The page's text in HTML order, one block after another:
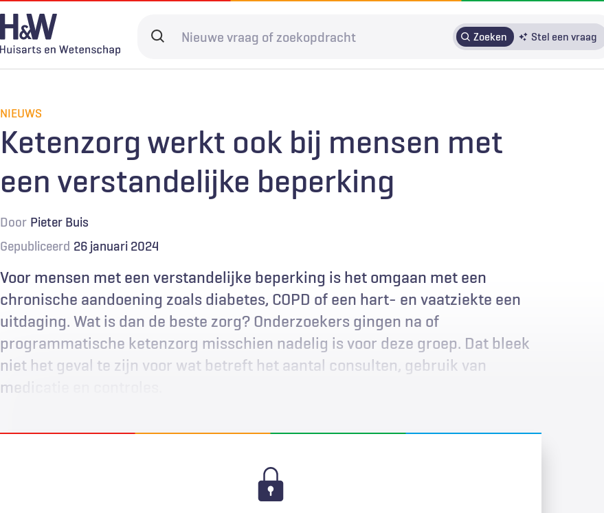
Overslaan
en
naar
gaan
Search
Zoeken Stel een vraag
Spoedzorg
Digitale zorg Levenseinde
Door in te loggen op HAweb krijgt u toegang tot de artikelen
Abonneren
NIEUWS
Ketenzorg werkt ook bij mensen met
een verstandelijke beperking
Door Pieter Buis
Gepubliceerd 26 januari 2024
Voor mensen met een verstandelijke beperking is het omgaan met een
chronische aandoening zoals diabetes, COPD of een hart- en vaatziekte een
uitdaging. Wat is dan de beste zorg? Onderzoekers gingen na of
programmatische ketenzorg misschien nadelig is voor deze groep. Dat bleek
niet het geval te zijn voor wat betreft het aantal consulten, gebruik van
medicatie en controles.